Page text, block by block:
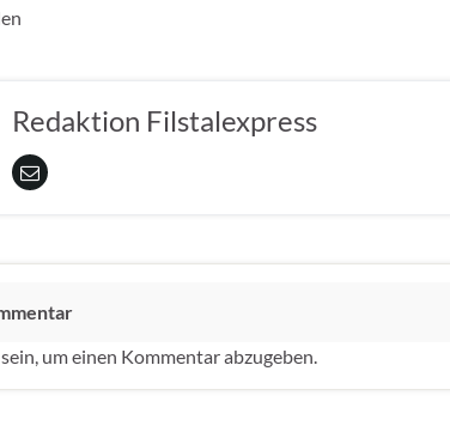
Redaktion Filstalexpress
sein, um einen Kommentar abzugeben.